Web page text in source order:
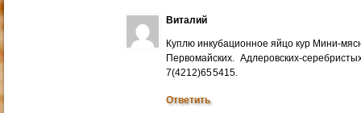
Виталий
Куплю инкубационное яйцо кур Мини-
Первомайских. Адлеровских-
7(4212)65 5415.
Ответить